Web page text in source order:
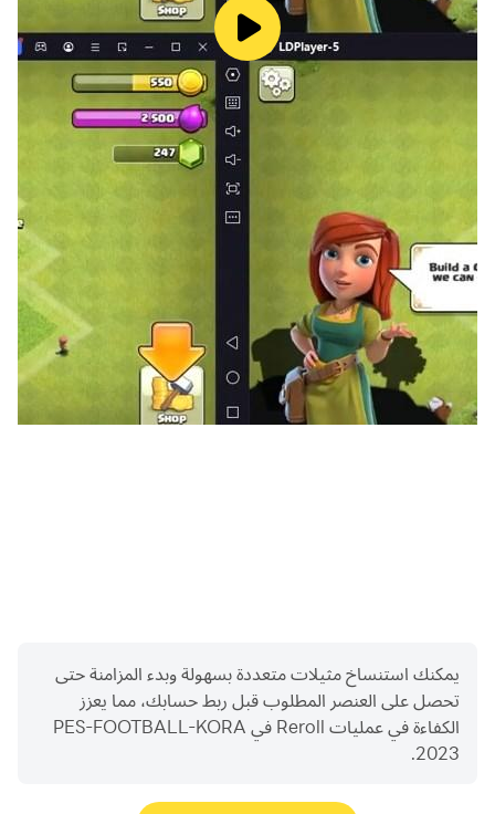
يمكنك استنساخ مثيلات متعددة بسهولة وبدء المزامنة حتى
تحصل على العنصر المطلوب قبل ربط حسابك، مما يعزز
الكفاءة في عمليات Reroll في PES-FOOTBALL-KORA
2023.